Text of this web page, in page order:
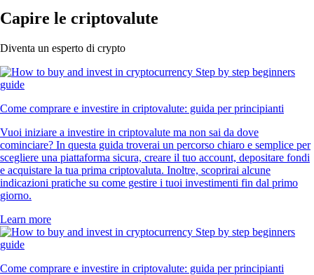
Capire le criptovalute
Diventa un esperto di crypto
Come comprare e investire in criptovalute: guida per principianti
Vuoi iniziare a investire in criptovalute ma non sai da dove
cominciare? In questa guida troverai un percorso chiaro e semplice per
scegliere una piattaforma sicura, creare il tuo account, depositare fondi
e acquistare la tua prima criptovaluta. Inoltre, scoprirai alcune
indicazioni pratiche su come gestire i tuoi investimenti fin dal primo
giorno.
Learn more
Come comprare e investire in criptovalute: guida per principianti